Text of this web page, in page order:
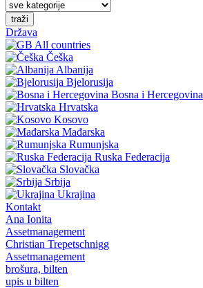
traži
Država
All countries
Češka
Albanija
Bjelorusija
Bosna i Hercegovina
Hrvatska
Kosovo
Mađarska
Rumunjska
Ruska Federacija
Slovačka
Srbija
Ukrajina
Kontakt
Ana Ionita
Assetmanagement
Christian Trepetschnigg
Assetmanagement
brošura, bilten
upis u bilten